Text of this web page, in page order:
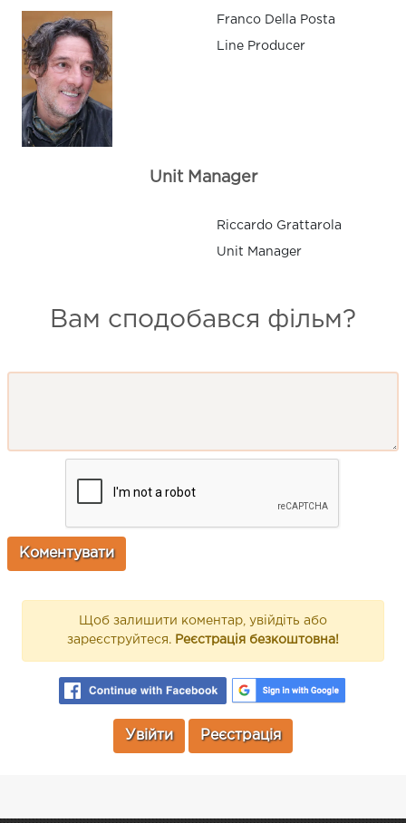
Franco Della Posta
Line Producer
Unit Manager
Riccardo Grattarola
Unit Manager
Вам сподобався фільм?
Щоб залишити коментар, увійдіть або
зареєструйтеся. Реєстрація безкоштовна!
Увійти Реєстрація